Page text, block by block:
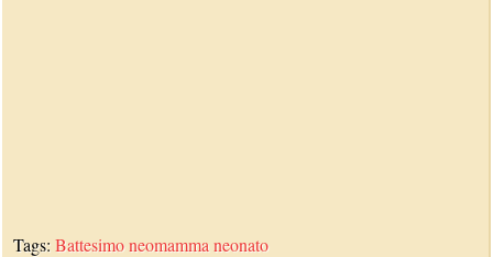
Tags:Battesimoneomamma neonato